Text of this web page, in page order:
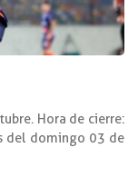
Hora de cierre:
del domingo 03 de